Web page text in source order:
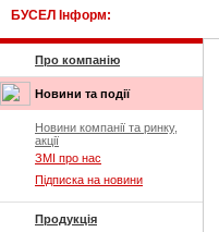
БУСЕЛ Інформ:
Про компанію
Новини та події
Новини компанії та ринку,
акції
ЗМІ про нас
Підписка на новини
Продукція